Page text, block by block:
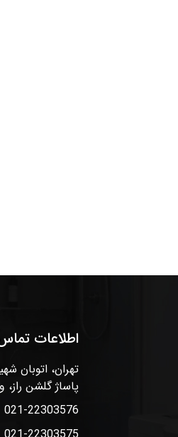
اطلاعات
تهران، اتوبان
پاساژ گلشن راز،
021-22303576